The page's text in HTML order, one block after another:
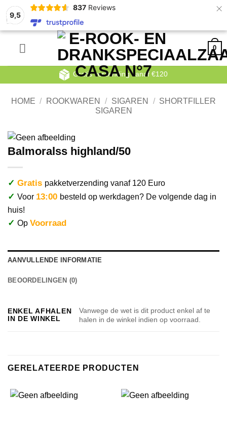
9,5
837 Reviews ×
0
Gratis verzending vanaf €120
HOME / ROOKWAREN / SIGAREN / SHORTFILLER
SIGAREN
Balmoralss highland/50
✓ Gratis pakketverzending vanaf 120 Euro
✓ Voor 13:00 besteld op werkdagen? De volgende dag in
huis!
✓ Op Voorraad
AANVULLENDE INFORMATIE
BEOORDELINGEN (0)
ENKEL AFHALEN
IN DE WINKEL
Vanwege de wet is dit product enkel af te
halen in de winkel indien op voorraad.
GERELATEERDE PRODUCTEN